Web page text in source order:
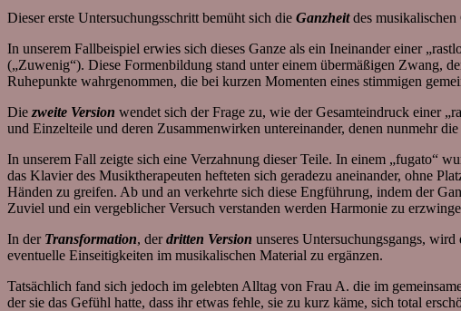
Dieser erste Untersuchungsschritt bemüht sich die Ganzheitdes musikalischen
In unserem Fallbeispiel erwies sich dieses Ganze als ein Ineinander einer
(„Zuwenig“). Diese Formenbildung stand unter einem übermäßigen Zwang,
Ruhepunkte wahrgenommen, die bei kurzen Momenten eines stimmigen
Die zweite Version wendet sich der Frage zu, wie der Gesamteindruck einer
und Einzelteile und deren Zusammenwirken untereinander, denen nunmehr
In unserem Fall zeigte sich eine Verzahnung dieser Teile. In einem „fugato“
das Klavier des Musiktherapeuten hefteten sich geradezu aneinander, ohne
Händen zu greifen. Ab und an verkehrte sich diese Engführung, indem der
Zuviel und ein vergeblicher Versuch verstanden werden Harmonie zu
In der Transformation, derdritten Version unseres Untersuchungsgangs,
eventuelle Einseitigkeiten im musikalischen Material zu ergänzen.
Tatsächlich fand sich jedoch im gelebten Alltag von Frau A. die im
der sie das Gefühl hatte, dass ihr etwas fehle, sie zu kurz käme, sich total